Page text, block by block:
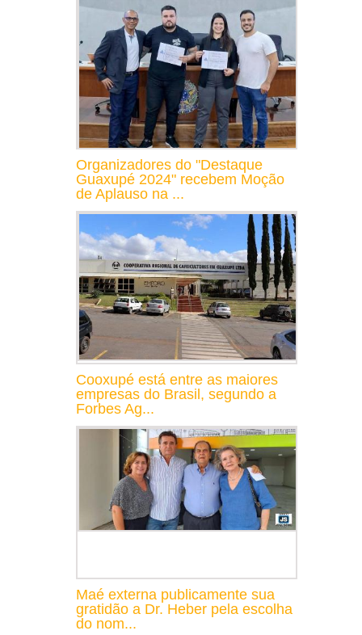
Organizadores do "Destaque
Guaxupé 2024" recebem Moção
de Aplauso na ...
Cooxupé está entre as maiores
empresas do Brasil, segundo a
Forbes Ag...
Maé externa publicamente sua
gratidão a Dr. Heber pela escolha
do nom...